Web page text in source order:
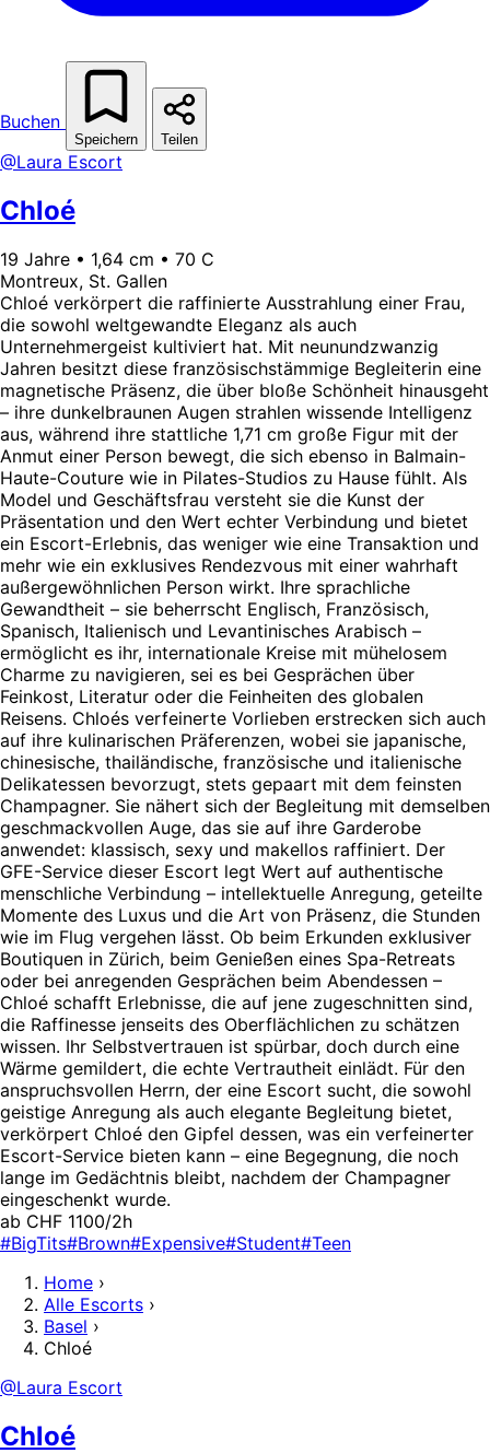
Buchen
Speichern Teilen
@Laura Escort
Chloé
19 Jahre • 1,64 cm • 70 C
Montreux, St. Gallen
Chloé verkörpert die raffinierte Ausstrahlung einer Frau,
die sowohl weltgewandte Eleganz als auch
Unternehmergeist kultiviert hat. Mit neunundzwanzig
Jahren besitzt diese französischstämmige Begleiterin eine
magnetische Präsenz, die über bloße Schönheit hinausgeht
– ihre dunkelbraunen Augen strahlen wissende Intelligenz
aus, während ihre stattliche 1,71 cm große Figur mit der
Anmut einer Person bewegt, die sich ebenso in Balmain-
Haute-Couture wie in Pilates-Studios zu Hause fühlt. Als
Model und Geschäftsfrau versteht sie die Kunst der
Präsentation und den Wert echter Verbindung und bietet
ein Escort-Erlebnis, das weniger wie eine Transaktion und
mehr wie ein exklusives Rendezvous mit einer wahrhaft
außergewöhnlichen Person wirkt. Ihre sprachliche
Gewandtheit – sie beherrscht Englisch, Französisch,
Spanisch, Italienisch und Levantinisches Arabisch –
ermöglicht es ihr, internationale Kreise mit mühelosem
Charme zu navigieren, sei es bei Gesprächen über
Feinkost, Literatur oder die Feinheiten des globalen
Reisens. Chloés verfeinerte Vorlieben erstrecken sich auch
auf ihre kulinarischen Präferenzen, wobei sie japanische,
chinesische, thailändische, französische und italienische
Delikatessen bevorzugt, stets gepaart mit dem feinsten
Champagner. Sie nähert sich der Begleitung mit demselben
geschmackvollen Auge, das sie auf ihre Garderobe
anwendet: klassisch, sexy und makellos raffiniert. Der
GFE-Service dieser Escort legt Wert auf authentische
menschliche Verbindung – intellektuelle Anregung, geteilte
Momente des Luxus und die Art von Präsenz, die Stunden
wie im Flug vergehen lässt. Ob beim Erkunden exklusiver
Boutiquen in Zürich, beim Genießen eines Spa-Retreats
oder bei anregenden Gesprächen beim Abendessen –
Chloé schafft Erlebnisse, die auf jene zugeschnitten sind,
die Raffinesse jenseits des Oberflächlichen zu schätzen
wissen. Ihr Selbstvertrauen ist spürbar, doch durch eine
Wärme gemildert, die echte Vertrautheit einlädt. Für den
anspruchsvollen Herrn, der eine Escort sucht, die sowohl
geistige Anregung als auch elegante Begleitung bietet,
verkörpert Chloé den Gipfel dessen, was ein verfeinerter
Escort-Service bieten kann – eine Begegnung, die noch
lange im Gedächtnis bleibt, nachdem der Champagner
eingeschenkt wurde.
ab CHF 1100/2h
#BigTits#Brown#Expensive#Student#Teen
Home ›
Alle Escorts ›
Basel ›
Chloé
@Laura Escort
Chloé